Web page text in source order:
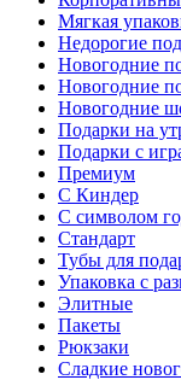
Мягкая
Недорогие
Новогодние
Новогодние
Новогодние
Подарки на
Подарки с
Премиум
С Киндер
С символом
Стандарт
Тубы для
Упаковка с
Элитные
Пакеты
Рюкзаки
Сладкие